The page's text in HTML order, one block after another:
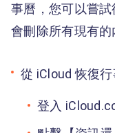
事曆，您可以嘗
會刪除所有現有的
從 iCloud 恢復行
登入